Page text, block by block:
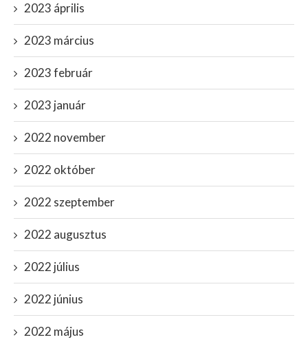
2023 április
2023 március
2023 február
2023 január
2022 november
2022 október
2022 szeptember
2022 augusztus
2022 július
2022 június
2022 május